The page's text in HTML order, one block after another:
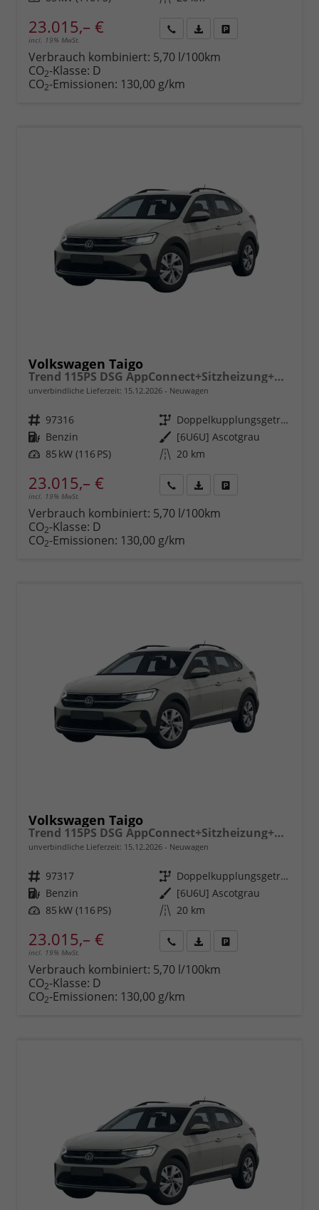
23.015,– €
incl. 19% MwSt.
anfordern
Datei,
Verbrauch kombiniert: 5,70 l/100km
CO2-Klasse: D
CO2-Emissionen: 130,00 g/km
Volkswagen Taigo
Trend 115PS DSG AppConnect+Sitzheizung+PDC+Alu16+LED+DAB+FrontAssist
unverbindliche Lieferzeit: 15.12.2026 Neuwagen
Fahrzeugnr. 97316 Getriebe
Doppelkupplungsgetriebe (DSG)
Kraftstoff Benzin Außenfarbe [6U6U] Ascotgrau
Leistung 85 kW (116 PS) Kilometerstand 20 km
23.015,– €
incl. 19% MwSt.
anfordern
Datei,
Verbrauch kombiniert: 5,70 l/100km
CO2-Klasse: D
CO2-Emissionen: 130,00 g/km
Volkswagen Taigo
Trend 115PS DSG AppConnect+Sitzheizung+PDC+Alu16+LED+DAB+FrontAssist
unverbindliche Lieferzeit: 15.12.2026 Neuwagen
Fahrzeugnr. 97317 Getriebe
Doppelkupplungsgetriebe (DSG)
Kraftstoff Benzin Außenfarbe [6U6U] Ascotgrau
Leistung 85 kW (116 PS) Kilometerstand 20 km
23.015,– €
incl. 19% MwSt.
anfordern
Datei,
Verbrauch kombiniert: 5,70 l/100km
CO2-Klasse: D
CO2-Emissionen: 130,00 g/km